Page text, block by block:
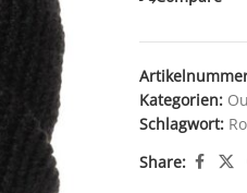
Kategorien:
Schlagwort:
Share: